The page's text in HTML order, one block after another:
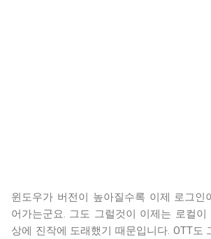
윈도우가 버전이 높아질수록 이제 로그인
어가는군요. 그도 그럴것이 이제는 로컬이
상에 진작에 도래했기 때문입니다. OTT도